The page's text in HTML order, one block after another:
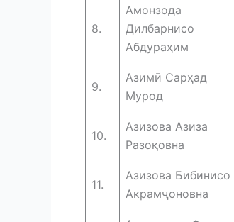
8.
Амонзода
Дилбарнисо
Абдураҳим
9.
Азимӣ Сарҳад
Мурод
10.
Азизова Азиза
Разоқовна
11.
Азизова Бибинисо
Акрамҷоновна